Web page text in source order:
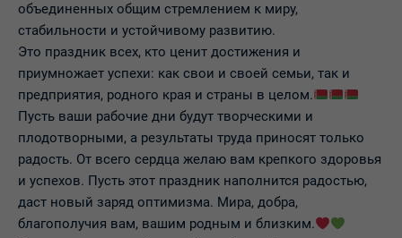
объединенных общим стремлением к миру,
стабильности и устойчивому развитию.
Это праздник всех, кто ценит достижения и
приумножает успехи: как свои и своей семьи, так и
предприятия, родного края и страны в целом.
Пусть ваши рабочие дни будут творческими и
плодотворными, а результаты труда приносят только
радость. От всего сердца желаю вам крепкого здоровья
и успехов. Пусть этот праздник наполнится радостью,
даст новый заряд оптимизма. Мира, добра,
благополучия вам, вашим родным и близким.